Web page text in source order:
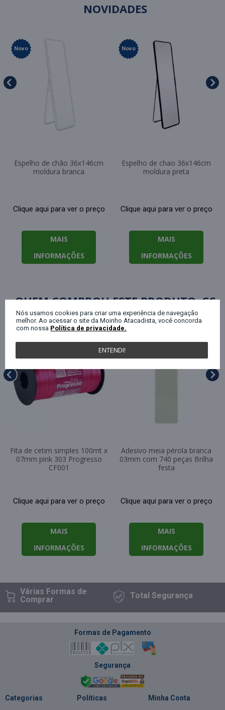
NOVIDADES
Novo
Espelho de chão 36x146cm
moldura branca
Clique aqui para ver o preço
MAIS
INFORMAÇÕES
Novo
Espelho de chao 36x146cm
moldura preta
Clique aqui para ver o preço
MAIS
INFORMAÇÕES
QUEM COMPROU ESTE PRODUTO,
Fita de cetim simples 100mt x
07mm pink 303 Progresso
CF001
Clique aqui para ver o preço
MAIS
INFORMAÇÕES
Adesivo meia pérola branca
03mm com 740 peças Brilha
festa
Clique aqui para ver o preço
MAIS
INFORMAÇÕES
Várias Formasde
Comprar
TotalSegurança
Nós usamos cookies para criar uma experiência de navegação
melhor. Ao acessar o site da Moinho Atacadista, você concorda
com nossa Política de privacidade.
ENTENDI!
Formas de Pagamento
Segurança
Categorias Políticas Minha Conta